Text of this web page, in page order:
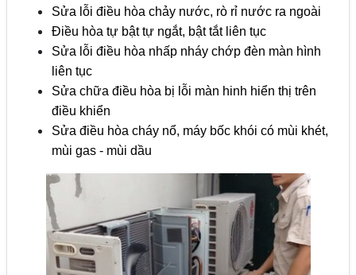
Sửa lỗi điều hòa chảy nước, rò rỉ nước ra ngoài
Điều hòa tự bật tự ngắt, bật tắt liên tục
Sửa lỗi điều hòa nhấp nháy chớp đèn màn hình
liên tục
Sửa chữa điều hòa bị lỗi màn hinh hiển thị trên
điều khiển
Sửa điều hòa cháy nổ, máy bốc khói có mùi khét,
mùi gas - mùi dầu